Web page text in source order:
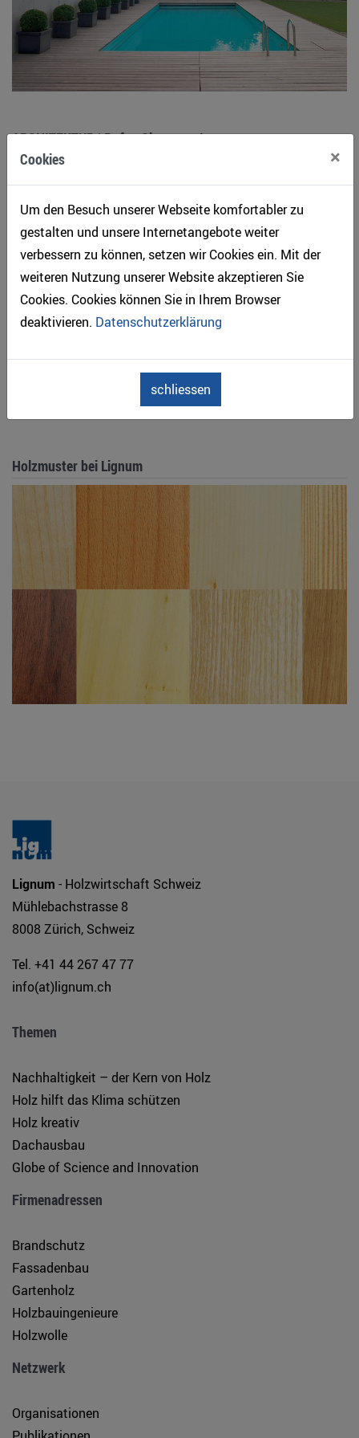
Cookies ×
Um den Besuch unserer Webseite komfortabler zu
gestalten und unsere Internetangebote weiter
verbessern zu können, setzen wir Cookies ein. Mit der
weiteren Nutzung unserer Website akzeptieren Sie
Cookies. Cookies können Sie in Ihrem Browser
deaktivieren. Datenschutzerklärung
schliessen
ARCHITEKTUR | Rufen Sie uns an!
Holzmuster bei Lignum
Lignum - Holzwirtschaft Schweiz
Mühlebachstrasse 8
8008 Zürich, Schweiz
Tel. +41 44 267 47 77
info(at)lignum.ch
Themen
Nachhaltigkeit – der Kern von Holz
Holz hilft das Klima schützen
Holz kreativ
Dachausbau
Globe of Science and Innovation
Firmenadressen
Brandschutz
Fassadenbau
Gartenholz
Holzbauingenieure
Holzwolle
Netzwerk
Organisationen